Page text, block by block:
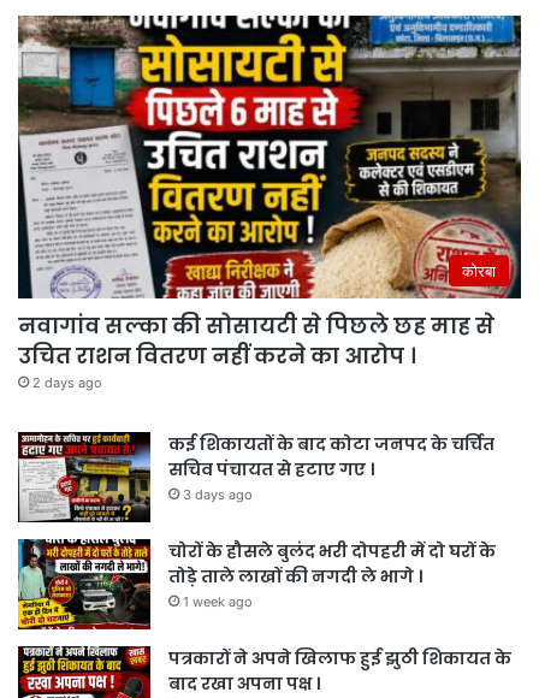
कोरबा
नवागांव सल्का की सोसायटी से पिछले छह माह से
उचित राशन वितरण नहीं करने का आरोप ।
2 days ago
कई शिकायतों के बाद कोटा जनपद के चर्चित
सचिव पंचायत से हटाए गए ।
3 days ago
चोरों के हौसले बुलंद भरी दोपहरी में दो घरों के
तोड़े ताले लाखों की नगदी ले भागे ।
1 week ago
पत्रकारों ने अपने खिलाफ हुई झुठी शिकायत के
बाद रखा अपना पक्ष ।